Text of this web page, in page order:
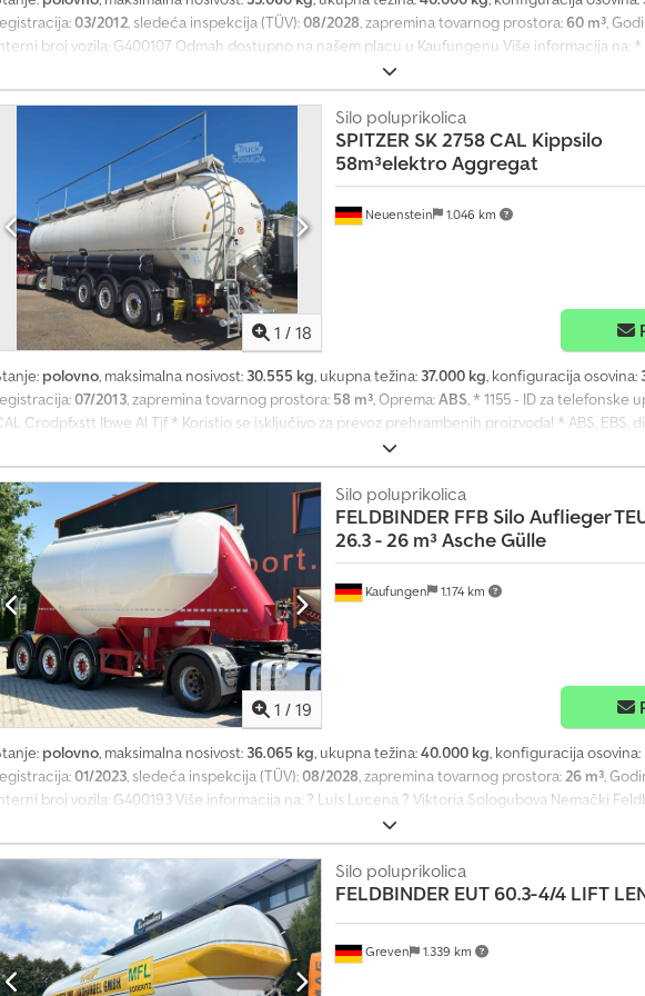
03/2012, sledeća inspekcija (TÜV):08/2028, zapremina tovarnog prostora:60 m³,
broj vozila: G400107 Odmah dostupno na našem placu u Kaufungenu Više informacija na:
Nutzfahrzeuge GmbH (nemački, engleski, bugarski, ruski) * Viktoria Sologubova (poljski, ruski,
finansiranja: * Interni broj: Silo * Kupovna cena: 24.900,00 € * Učešće: 10% * Period
Mesečna rata: 389,02 € * Ostatak vrednosti: 3.380,00 € Csdpjy Rb Azofx Al Torf Ako vam se
prilagodimo vašim potrebama, kontaktirajte nas (g. Enchev). Radujemo se vašem pozivu.
Vaše polovno vozilo rado prihvatamo u zamenu. Finansiranje moguće direktno kod nas u firmi.
NUTZFAHRZEUGE GMBH Govorimo: nemački, engleski, španski, poljski, ukrajinski, ruski, bugarski.
1 / 18
Neuenstein 1.046 km
Silo poluprikolica
SPITZER SK 2758 CAL Kippsilo
58m³elektro Aggregat
polovno, maksimalna nosivost: 30.555 kg, ukupna težina: 37.000 kg, konfiguracija osovina:
07/2013, zapremina tovarnog prostora: 58 m³, Oprema:ABS, * 1155 - ID za telefonske
Crodpfxstt Ibwe Al Tjf * Koristio se isključivo za prevoz prehrambenih proizvoda! * ABS, EBS,
osovine, vazdušno ogibljenje (podizanje i spuštanje), podizna osovina, aluminijumske felne,
sistem za naginjanje, Hyva cilindar za naginjanje, vibrator, 2 x hidraulične
sklopivi pristupni most, 5 x poklopac rezervoara / 1 komora sa 58 m³, sanduk za alat,
ventil, termometar * Spoljašnja kontrola važi do 10/2025 * Unutrašnja kontrola važi do
385/65R22,5 ----Naša e-mail adresa: Naša usluga za Vas: - Nabavka kratkoročnih ili
/ dostava širom EU - Carinsko carinjenje vozila u treću zemlju WhatsApp za engleski,
1 / 19
Kaufungen 1.174 km
Silo poluprikolica
FELDBINDER FFB Silo Auflieger
26.3 - 26 m³ Asche Gülle
polovno, maksimalna nosivost: 36.065 kg, ukupna težina:40.000 kg, konfiguracija osovina:
01/2023, sledeća inspekcija (TÜV):08/2028, zapremina tovarnog prostora:26 m³,
broj vozila: G400193 Više informacija na: ? Luis Lucena ? Viktoria Sologubova Nemački
prikolica-silo | 26 m³ | Pepel/gnojnica Na prodaju je korišćena Feldbinder FFB TEUT 26.3 prikolica-
godine. Ova prikolica sa 3 osovine ima kapacitet od 26.000 litara i namenjena je za
iz grupe tečnosti 2. Tehnički podaci: * Proizvođač: Feldbinder Spezialfahrzeugwerke
26.3 * Tip vozila: Prikolica-silo * Prva registracija: 01/2023 * Godina proizvodnje: 2022 *
26 m³ / 26.000 litara * Maksimalna dozvoljena masa: 40.000 kg * Tara masa: 3.935 kg *
radni pritisak: 2,0 bar * Probni pritisak: 3,0 bar * Temperaturni opseg: -40 do +80 °C *
broj rezervoara: 66622 * Tehnički pregled: Novi * Broj vozila: G400193 * Stanje: Korišćeno *
je moguć uz prethodnu najavu. Dodatne informacije, fotografije i video snimci dostupni su
Greven 1.339 km
Silo poluprikolica
FELDBINDER EUT 60.3-4/4 LIFT